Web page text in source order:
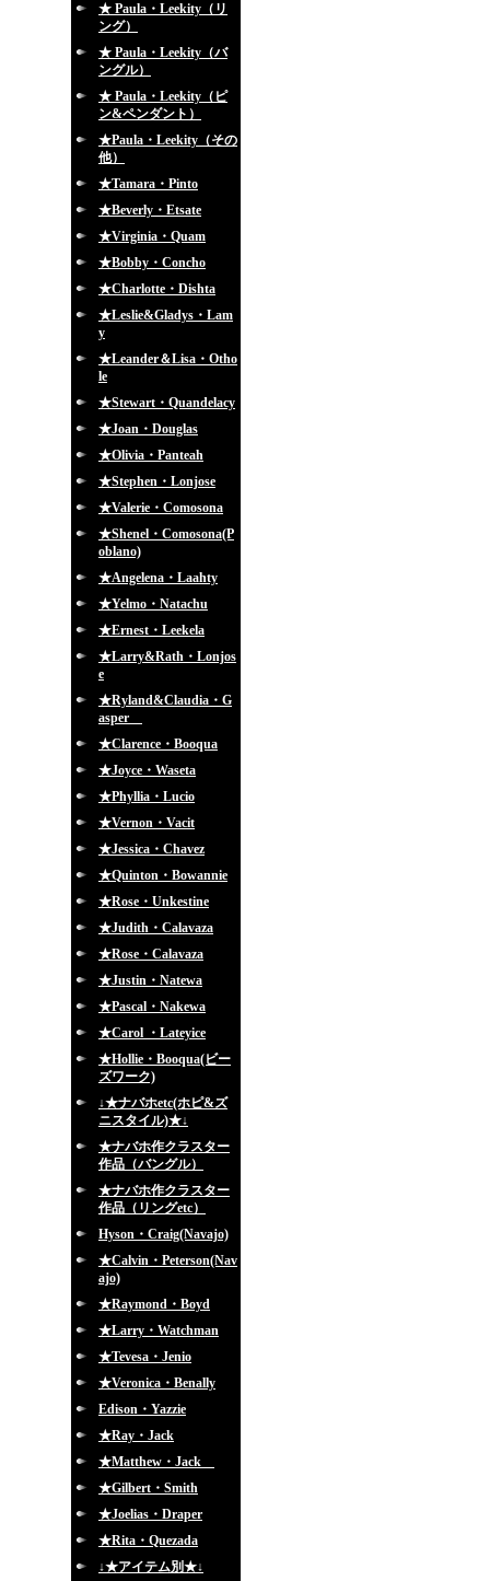
★ Paula・Leekity（リ
ング）
★ Paula・Leekity（バ
ングル）
★ Paula・Leekity（ピ
ン&ペンダント）
★Paula・Leekity（その
他）
★Tamara・Pinto
★Beverly・Etsate
★Virginia・Quam
★Bobby・Concho
★Charlotte・Dishta
★Leslie&Gladys・Lam
y
★Leander＆Lisa・Otho
le
★Stewart・Quandelacy
★Joan・Douglas
★Olivia・Panteah
★Stephen・Lonjose
★Valerie・Comosona
★Shenel・Comosona(P
oblano)
★Angelena・Laahty
★Yelmo・Natachu
★Ernest・Leekela
★Larry&Rath・Lonjos
e
★Ryland&Claudia・G
asper
★Clarence・Booqua
★Joyce・Waseta
★Phyllia・Lucio
★Vernon・Vacit
★Jessica・Chavez
★Quinton・Bowannie
★Rose・Unkestine
★Judith・Calavaza
★Rose・Calavaza
★Justin・Natewa
★Pascal・Nakewa
★Carol ・Lateyice
★Hollie・Booqua(ビー
ズワーク)
↓★ナバホetc(ホピ&ズ
ニスタイル)★↓
★ナバホ作クラスター
作品（バングル）
★ナバホ作クラスター
作品（リングetc）
Hyson・Craig(Navajo)
★Calvin・Peterson(Nav
ajo)
★Raymond・Boyd
★Larry・Watchman
★Tevesa・Jenio
★Veronica・Benally
Edison・Yazzie
★Ray・Jack
★Matthew・Jack
★Gilbert・Smith
★Joelias・Draper
★Rita・Quezada
↓★アイテム別★↓